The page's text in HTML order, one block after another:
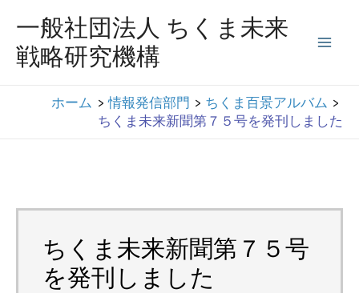
一般社団法人 ちくま未来
戦略研究機構
ホーム 情報発信部門
ちくま百景アルバム
ちくま未来新聞第７５号を発刊しました
ちくま未来新聞第７５号
を発刊しました